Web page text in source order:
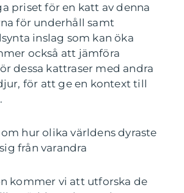
priset för en katt av denna
för underhåll samt
inslag som kan öka
också att jämföra
dessa kattraser med andra
för att ge en kontext till
hur olika världens dyraste
från varandra
kommer vi att utforska de